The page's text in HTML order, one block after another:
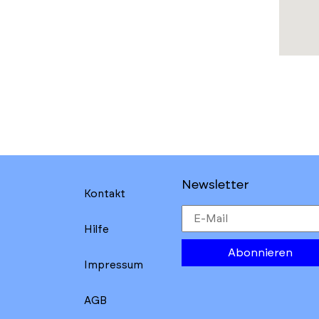
Kontakt
Hilfe
Impressum
AGB
Newsletter
Abonnieren